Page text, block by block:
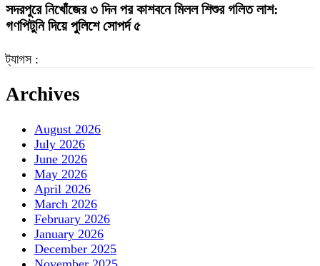
সদরপুরে নিখোঁজের ৩ দিন পর কাশবনে মিলল শিশুর গলিত লাশ:
গণপিটুনি দিয়ে পুলিশে সোপর্দ ৫
ট্যাগস :
Archives
August 2026
July 2026
June 2026
May 2026
April 2026
March 2026
February 2026
January 2026
December 2025